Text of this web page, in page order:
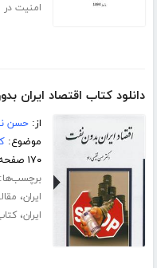
امنیت
دانلود کتاب اقتصاد ایران
از:حسن
موضوع:
۱۷۰ صفحه
برچسب‌ها:
ایران،
ایران،